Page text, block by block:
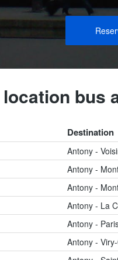
location bus
Destination
Antony -
Antony -
Antony -
Antony - La
Antony -
Antony -